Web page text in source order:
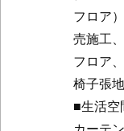
フロア
売施工
フロア
椅子張
■生活空